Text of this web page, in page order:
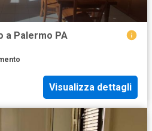
a Palermo PA
Visualizza dettagli